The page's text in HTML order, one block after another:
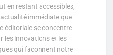
en restant accessibles,
immédiate que
éditoriale se concentre
les innovations et les
qui façonnent notre